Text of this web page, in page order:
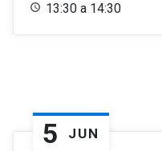
13:30 a 14:30
5 JUN